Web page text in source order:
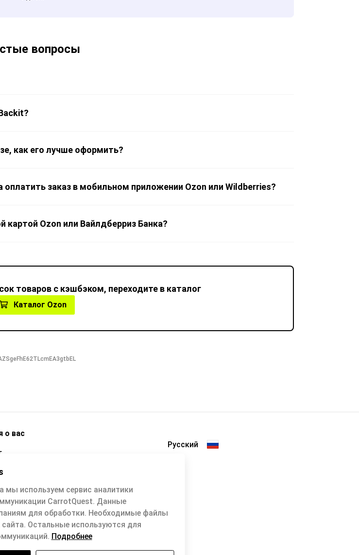
вопросы
как его лучше оформить?
заказ в мобильном приложении Ozon или Wildberries?
картой Ozon или Вайлдберриз Банка?
товаров с кэшбэком, переходите в каталог
Каталог Ozon
о вас
ответы
support@backit.me
quality@backit.me
мы используем сервис аналитики
CarrotQuest. Данные
для обработки. Необходимые файлы
Остальные используются для
Подробнее